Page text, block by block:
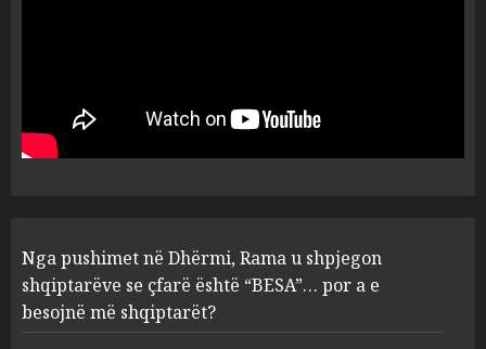
2
përmirësojnë cilësinë e gjumit
3
shkrihen, nisin aksionin
kundër propozimit të
mazhorancës
AUGUST 6, 2026
Nga pushimet në Dhërmi, Rama u shpjegon
shqiptarëve se çfarë është “BESA”… por a e
besojnë më shqiptarët?